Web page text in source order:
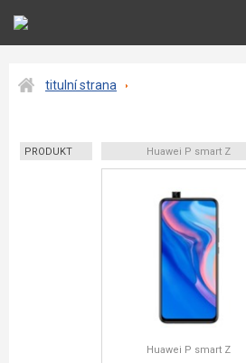
titulní strana
PRODUKT Huawei P smart Z
Huawei P smart Z